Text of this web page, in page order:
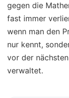
gegen die
fast immer
wenn man den
nur kennt,
vor der
verwaltet.